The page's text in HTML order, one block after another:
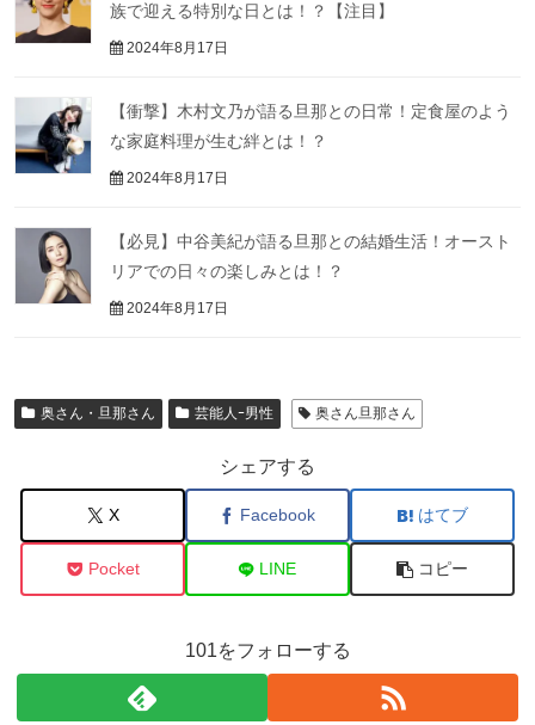
族で迎える特別な日とは！？【注目】
2024年8月17日
【衝撃】木村文乃が語る旦那との日常！定食屋のよう
な家庭料理が生む絆とは！？
2024年8月17日
【必見】中谷美紀が語る旦那との結婚生活！オースト
リアでの日々の楽しみとは！？
2024年8月17日
奥さん・旦那さん 芸能人ｰ男性 奥さん旦那さん
シェアする
X Facebook はてブ
Pocket LINE コピー
101をフォローする